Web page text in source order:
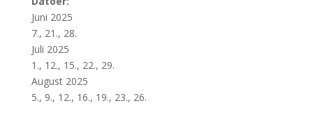
Juni 2025
7., 21., 28.
Juli 2025
1., 12., 15., 22., 29.
August 2025
5., 9., 12., 16., 19., 23., 26.